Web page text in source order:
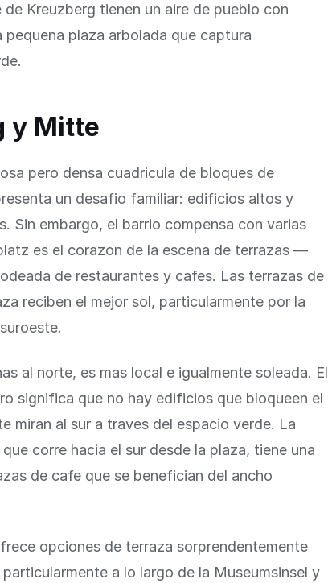
Kreuzberg tienen un aire de pueblo con
plaza arbolada que captura
y Mitte
pero densa cuadricula de bloques de
un desafio familiar: edificios altos y
Sin embargo, el barrio compensa con varias
es el corazon de la escena de terrazas —
de restaurantes y cafes. Las terrazas de
reciben el mejor sol, particularmente por la
al norte, es mas local e igualmente soleada. El
significa que no hay edificios que bloqueen el
miran al sur a traves del espacio verde. La
corre hacia el sur desde la plaza, tiene una
de cafe que se benefician del ancho
opciones de terraza sorprendentemente
a lo largo de la Museumsinsel y